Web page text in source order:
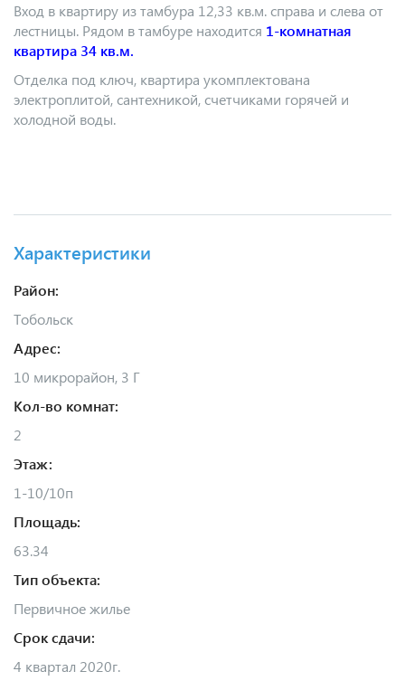
Вход в квартиру из тамбура 12,33 кв.м. справа и слева от
лестницы. Рядом в тамбуре находится 1-комнатная
квартира 34 кв.м.
Отделка под ключ, квартира укомплектована
электроплитой, сантехникой, счетчиками горячей и
холодной воды.
Характеристики
Район:
Тобольск
Адрес:
10 микрорайон, 3 Г
Кол-во комнат:
2
Этаж:
1-10/10п
Площадь:
63.34
Тип объекта:
Первичное жилье
Срок сдачи:
4 квартал 2020г.